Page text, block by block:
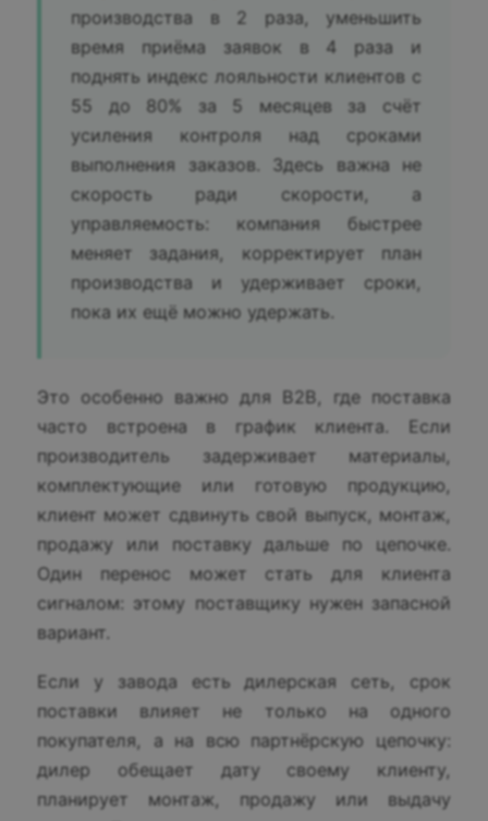
производства в 2 раза, уменьшить
время приёма заявок в 4 раза и
поднять индекс лояльности клиентов с
55 до 80% за 5 месяцев за счёт
усиления контроля над сроками
выполнения заказов. Здесь важна не
скорость ради скорости, а
управляемость: компания быстрее
меняет задания, корректирует план
производства и удерживает сроки,
пока их ещё можно удержать.
Это особенно важно для B2B, где поставка
часто встроена в график клиента. Если
производитель задерживает материалы,
комплектующие или готовую продукцию,
клиент может сдвинуть свой выпуск, монтаж,
продажу или поставку дальше по цепочке.
Один перенос может стать для клиента
сигналом: этому поставщику нужен запасной
вариант.
Если у завода есть дилерская сеть, срок
поставки влияет не только на одного
покупателя, а на всю партнёрскую цепочку:
дилер обещает дату своему клиенту,
планирует монтаж, продажу или выдачу